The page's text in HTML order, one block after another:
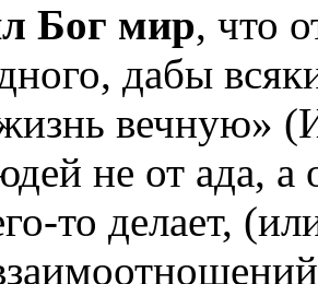
Бог мир, что
дабы
вечную»
не от ада,
то делает,